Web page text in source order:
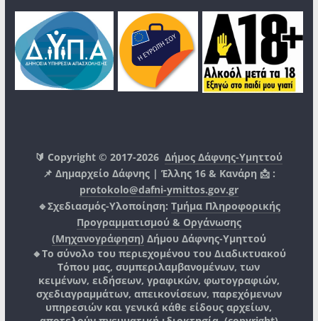
🔰 Copyright © 2017-2026Δήμος Δάφνης-Υμηττού
📌 Δημαρχείο Δάφνης | Έλλης 16 & Κανάρη 📩 :
protokolo@dafni-ymittos.gov.gr
🔹Σχεδιασμός-Υλοποίηση: Τμήμα Πληροφορικής
Προγραμματισμού & Οργάνωσης
(Μηχανογράφηση) Δήμου Δάφνης-Υμηττού
🔸Το σύνολο του περιεχομένου του Διαδικτυακού
Τόπου μας, συμπεριλαμβανομένων, των
κειμένων, ειδήσεων, γραφικών, φωτογραφιών,
σχεδιαγραμμάτων, απεικονίσεων, παρεχόμενων
υπηρεσιών και γενικά κάθε είδους αρχείων,